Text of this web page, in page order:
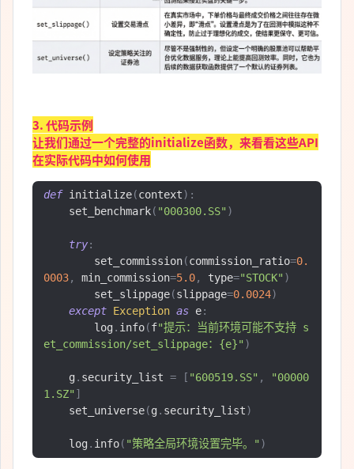
3. 代码示例
让我们通过一个完整的initialize函数，来看看这些API
在实际代码中如何使用
def initialize(context):
set_benchmark( "000300.SS" )
try:
set_commission(commission_ratio=0.
0003, min_commission=5.0, type="STOCK" )
set_slippage(slippage=0.0024)
except Exception as e:
log . info(f"提示：当前环境可能不支持 s
et_commission/set_slippage：{e}" )
g . security_list = [ "600519.SS" ,
"00000
1.SZ" ]
set_universe(g . security_list)
log . info( "策略全局环境设置完毕。" )